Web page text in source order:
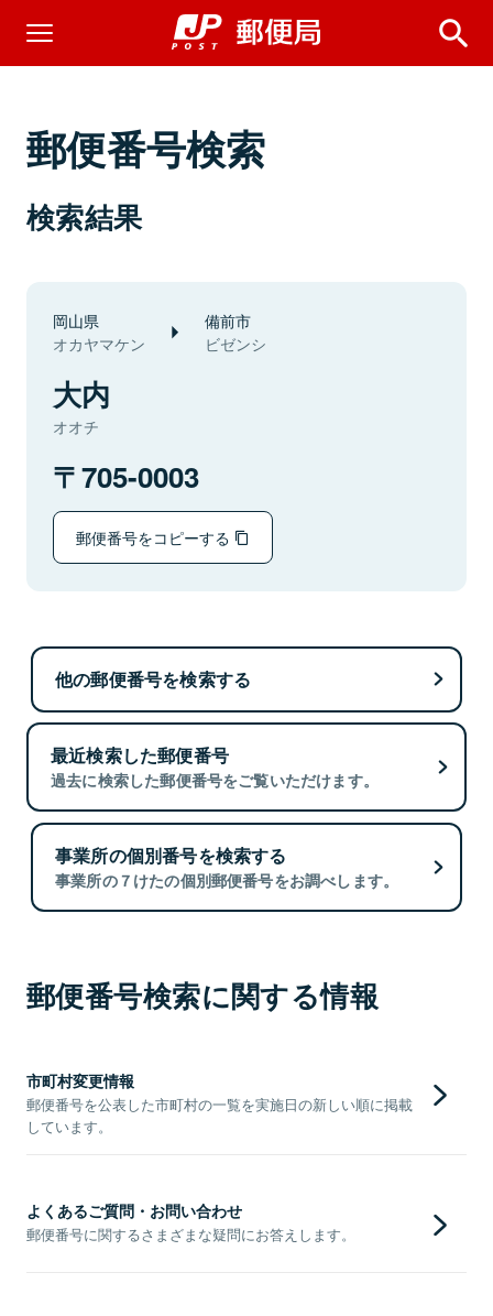
郵便番号検索
検索結果
岡山県
オカヤマケン
備前市
ビゼンシ
大内
オオチ
705-0003
郵便番号をコピーする
他の郵便番号を検索する
最近検索した郵便番号
過去に検索した郵便番号をご覧いただけます。
事業所の個別番号を検索する
事業所の７けたの個別郵便番号をお調べします。
郵便番号検索に関する情報
市町村変更情報
郵便番号を公表した市町村の一覧を実施日の新しい順に掲載
しています。
よくあるご質問・お問い合わせ
郵便番号に関するさまざまな疑問にお答えします。